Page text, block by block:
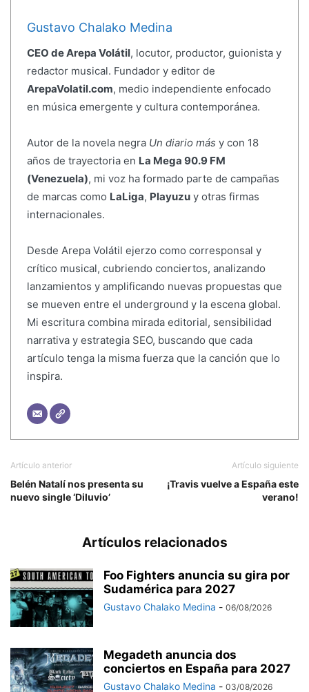
Gustavo Chalako Medina
CEO de Arepa Volátil, locutor, productor, guionista y
redactor musical. Fundador y editor de
ArepaVolatil.com, medio independiente enfocado
en música emergente y cultura contemporánea.
Autor de la novela negra Un diario más y con 18
años de trayectoria en La Mega 90.9 FM
(Venezuela), mi voz ha formado parte de campañas
de marcas como LaLiga, Playuzuy otras firmas
internacionales.
Desde Arepa Volátil ejerzo como corresponsal y
crítico musical, cubriendo conciertos, analizando
lanzamientos y amplificando nuevas propuestas que
se mueven entre el underground y la escena global.
Mi escritura combina mirada editorial, sensibilidad
narrativa y estrategia SEO, buscando que cada
artículo tenga la misma fuerza que la canción que lo
inspira.
Artículo anterior
Belén Natalí nos presenta su
nuevo single ‘Diluvio’
Artículo siguiente
¡Travis vuelve a España este
verano!
Artículos relacionados
Foo Fighters anuncia su gira por
Sudamérica para 2027
Gustavo Chalako Medina - 06/08/2026
Megadeth anuncia dos
conciertos en España para 2027
Gustavo Chalako Medina - 03/08/2026